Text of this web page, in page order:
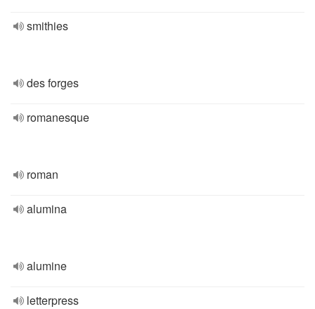
smithies
des forges
romanesque
roman
alumina
alumine
letterpress